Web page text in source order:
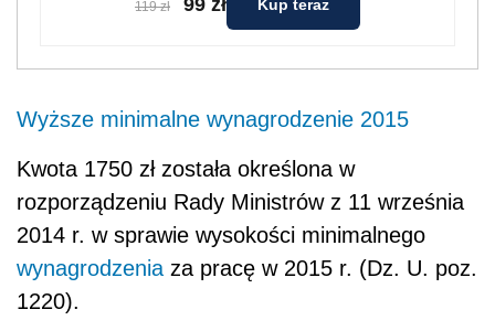
119 zł Kup teraz
Wyższe minimalne wynagrodzenie 2015
Kwota 1750 zł została określona w
rozporządzeniu Rady Ministrów z 11 września
2014 r. w sprawie wysokości minimalnego
wynagrodzenia za pracę w 2015 r. (Dz. U. poz.
1220).